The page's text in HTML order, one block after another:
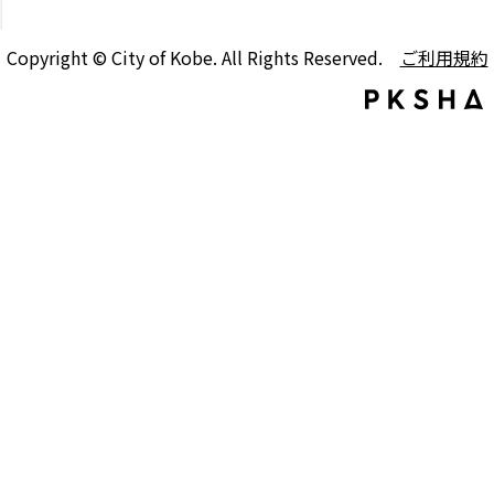
Copyright © City of Kobe. All Rights Reserved. ご利用規約